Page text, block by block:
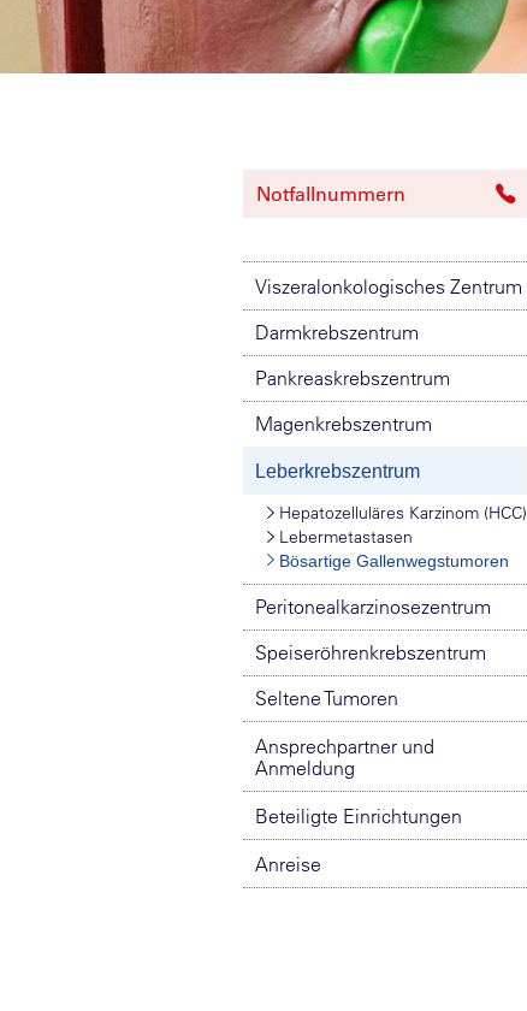
Notfallnummern
Viszeralonkologisches Zentrum
Darmkrebszentrum
Pankreaskrebszentrum
Magenkrebszentrum
Leberkrebszentrum
Hepatozelluläres Karzinom (HCC)
Lebermetastasen
Bösartige Gallenwegstumoren
Peritonealkarzinosezentrum
Speiseröhrenkrebszentrum
Seltene Tumoren
Ansprechpartner und
Anmeldung
Beteiligte Einrichtungen
Anreise